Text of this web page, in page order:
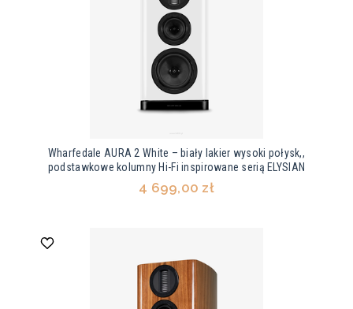
Wharfedale AURA 2 White – biały lakier wysoki połysk,,
podstawkowe kolumny Hi-Fi inspirowane serią ELYSIAN
4 699,00 zł